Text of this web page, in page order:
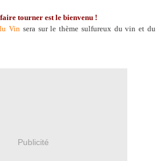
tourner est le bienvenu !
Vinsera sur le thème sulfureux du vin et du
Publicité